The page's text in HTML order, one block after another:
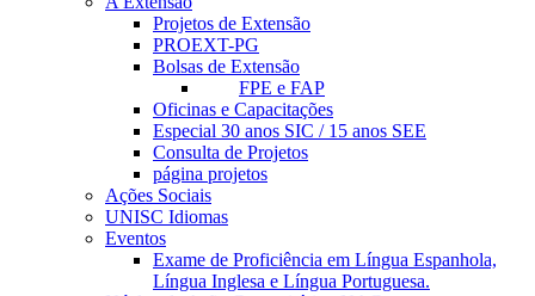
Projetos de Extensão
PROEXT-PG
Bolsas de Extensão
FPE e FAP
Oficinas e Capacitações
Especial 30 anos SIC / 15 anos SEE
Consulta de Projetos
página projetos
Ações Sociais
UNISC Idiomas
Eventos
Exame de Proficiência em Língua Espanhola,
Língua Inglesa e Língua Portuguesa.